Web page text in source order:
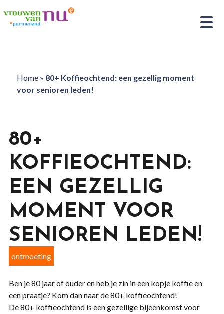
Home» 80+ Koffieochtend: een gezellig moment
voor senioren leden!
80+
KOFFIEOCHTEND:
EEN GEZELLIG
MOMENT VOOR
SENIOREN LEDEN!
ontmoeting
Ben je 80 jaar of ouder en heb je zin in een kopje koffie en
een praatje? Kom dan naar de 80+ koffieochtend!
De 80+ koffieochtend is een gezellige bijeenkomst voor